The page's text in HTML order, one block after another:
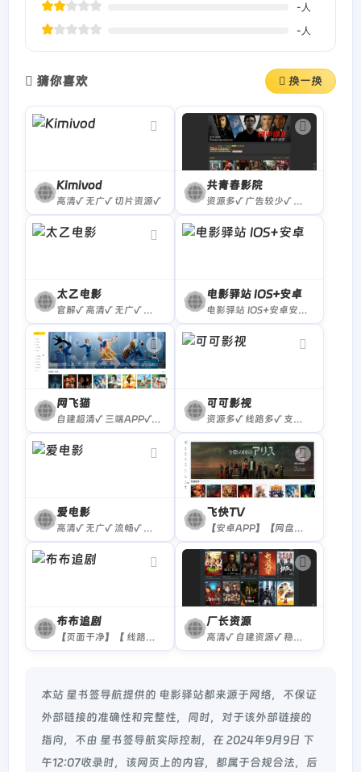
- 人
- 人
猜你喜欢 换一换
Kimivod
高清√ 无广√ 切片资源√
共青春影院
资源多√ 广告较少√ 播放线路全√
太乙电影
官解√ 高清√ 无广√ 资源较少×
电影驿站 IOS+安卓
电影驿站 IOS+安卓安装包下载
网飞猫
自建超清√ 三端APP√ 无广告√
可可影视
资源多√ 线路多√ 支持APP√ 无广√
爱电影
高清√ 无广√ 流畅√ 暂无APP×
飞快TV
【安卓APP】【网盘资源】飞快TV提供免费高清影视在线播放及网盘资源搜索，覆盖电影、剧集、动漫。支持多线路无广告观看与安卓APP投屏，打造纯净流畅的观影体验。
布布追剧
【页面干净】【 线路多】【资源全】免费观影平台，提供最新电影、电视剧、综艺、动漫、短剧等全网热门影视资源，支持多线路高清播放，更新及时，无需VIP会员。
厂长资源
高清√ 自建资源√ 稳定√ 网页广告×
本站 星书签导航提供的 电影驿站都来源于网络，不保证
外部链接的准确性和完整性，同时，对于该外部链接的
指向，不由 星书签导航实际控制，在 2024年9月9日 下
午12:07收录时，该网页上的内容，都属于合规合法，后